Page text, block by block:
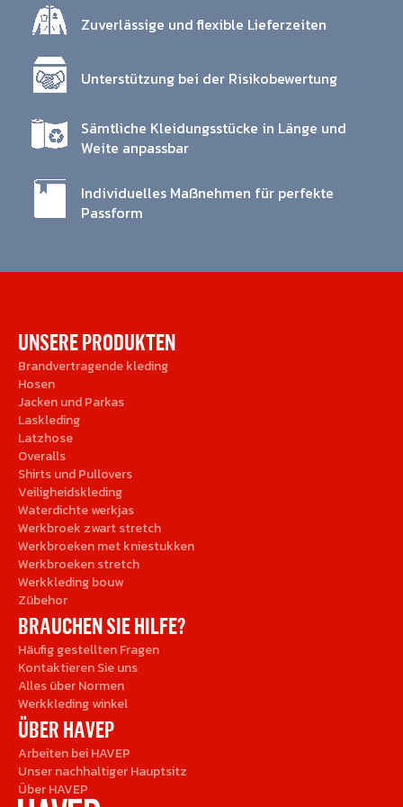
Zuverlässige und flexible Lieferzeiten
Unterstützung bei der Risikobewertung
Sämtliche Kleidungsstücke in Länge und
Weite anpassbar
Individuelles Maßnehmen für perfekte
Passform
UNSERE PRODUKTEN
Brandvertragende kleding
Hosen
Jacken und Parkas
Laskleding
Latzhose
Overalls
Shirts und Pullovers
Veiligheidskleding
Waterdichte werkjas
Werkbroek zwart stretch
Werkbroeken met kniestukken
Werkbroeken stretch
Werkkleding bouw
Zübehor
BRAUCHEN SIE HILFE?
Häufig gestellten Fragen
Kontaktieren Sie uns
Alles über Normen
Werkkleding winkel
ÜBER HAVEP
Arbeiten bei HAVEP
Unser nachhaltiger Hauptsitz
Über HAVEP